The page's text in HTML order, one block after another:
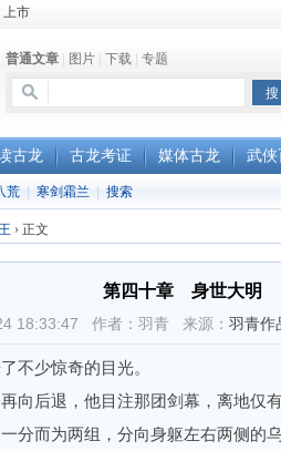
上市
上市
普通文章 图片 下载 专题
古龙 古龙考证 媒体古龙 武侠
荒 寒剑霜兰 搜索
› 正文
第四十章 身世大明
18:33:47 作者：羽青 来源： 羽青作
少惊奇的目光。
后退，他目注那团剑幕，离地仅有
分而为两组，分向身躯左右两侧的